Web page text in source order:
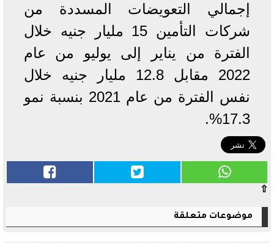
إجمالي التعويضات المسددة من
شركات التأمين 15 مليار جنيه خلال
الفترة من يناير إلى يوليو من عام
2022 مقابل 12.8 مليار جنيه خلال
نفس الفترة من عام 2021 بنسبة نمو
17.3%.
⇧
موضوعات متعلقة